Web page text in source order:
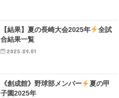
【結果】夏の長崎大会2025年
全試
合結果一覧
2025.09.01
《創成館》野球部メンバー
夏の甲
子園2025年